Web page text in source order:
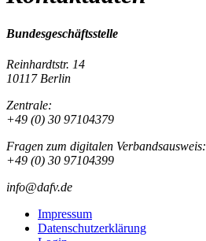
Bundesgeschäftsstelle
Reinhardtstr. 14
10117 Berlin
Zentrale:
+49 (0) 30 97104379
Fragen zum digitalen Verbandsausweis:
+49 (0) 30 97104399
info@dafv.de
Impressum
Datenschutzerklärung